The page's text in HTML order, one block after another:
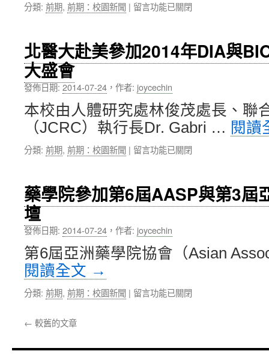
領
導
中
構
單
分
以
單
一
細
胞
層
研
究
臺〉
中
分類: 前期, 前期：校園新聞 | 在
福
建
科
代
表
團
與
西
安
學
院
蒞
參
訪〉
中
留言功能已關閉
北醫大赴美參加2014年DIA與
大盛會
發佈日期:2014-07-24 ， 作者: joycechin
本校由人體研究處林俊茂處長、聯
（JCRC）執行長Dr. Gabri … 閱讀
分類: 前期, 前期：校園新聞 | 在
大
赴
美
加
2014
年
BIO
際
留言功能已關閉
藥學院參加第6屆AASP與第3屆
壇
發佈日期: 2014-07-24 ， 作者: joycechin
第6屆亞洲藥學院協會（Asian
閱讀全文 →
分類: 前期, 前期：校園新聞 | 在
加
留言功能已關閉
← 較舊的文章